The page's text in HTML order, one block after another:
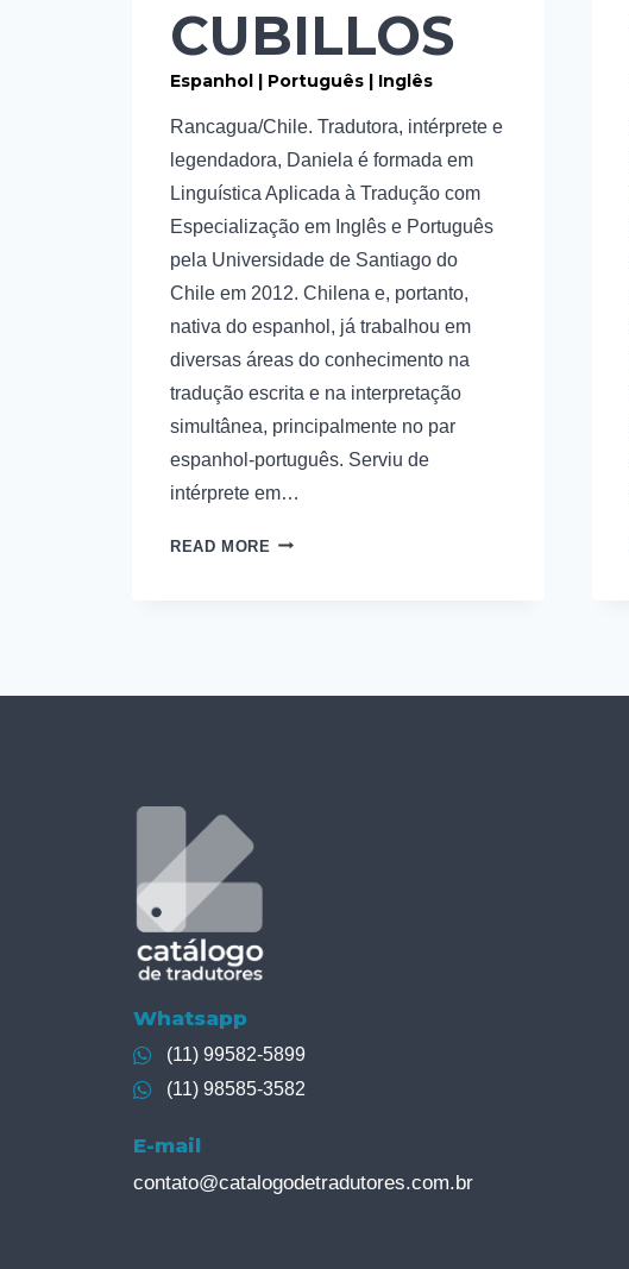
CUBILLOS
Espanhol | Português | Inglês
Rancagua/Chile. Tradutora, intérprete e
legendadora, Daniela é formada em
Linguística Aplicada à Tradução com
Especialização em Inglês e Português
pela Universidade de Santiago do
Chile em 2012. Chilena e, portanto,
nativa do espanhol, já trabalhou em
diversas áreas do conhecimento na
tradução escrita e na interpretação
simultânea, principalmente no par
espanhol-português. Serviu de
intérprete em…
READ MORE
Whatsapp
(11) 99582-5899
(11) 98585-3582
E-mail
contato@catalogodetradutores.com.br